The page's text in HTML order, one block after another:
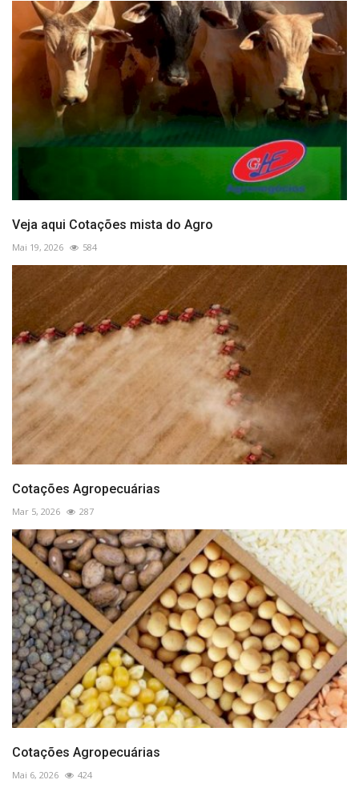
Veja aqui Cotações mista do Agro
Mai 19, 2026 584
Cotações Agropecuárias
Mar 5, 2026 287
Cotações Agropecuárias
Mai 6, 2026 424